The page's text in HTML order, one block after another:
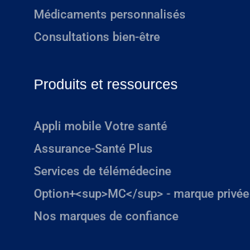
Médicaments personnalisés
Consultations bien-être
Produits et ressources
Appli mobile Votre santé
Assurance-Santé Plus
Services de télémédecine
Option+<sup>MC</sup> - marque privée
Nos marques de confiance